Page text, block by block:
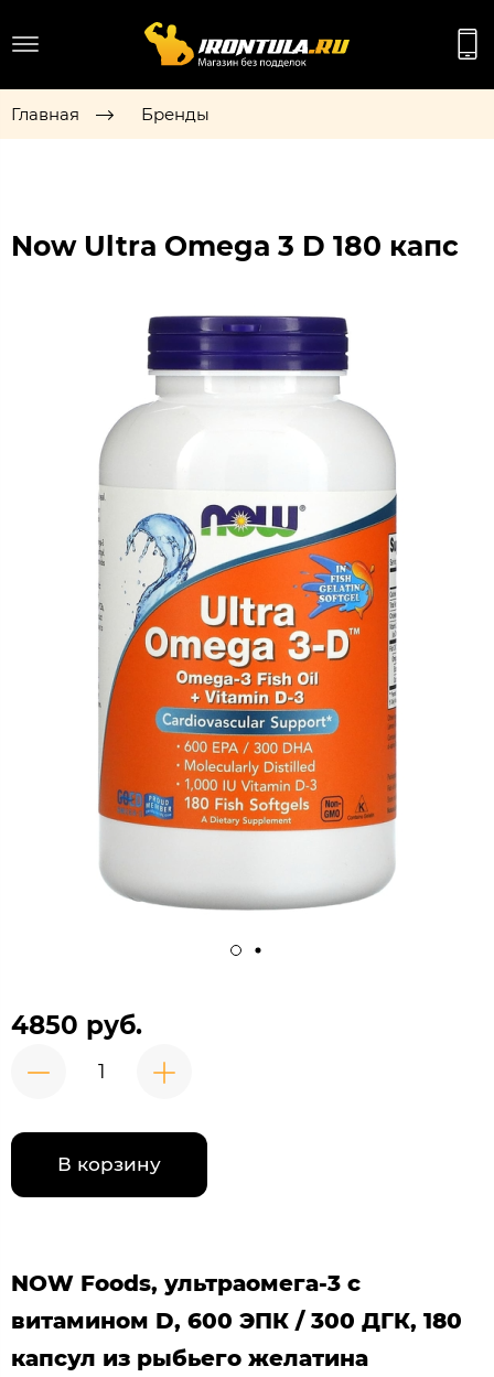
Главная Бренды
Now Ultra Omega 3 D 180 капс
4850 руб.
В корзину
NOW Foods, ультраомега-3 с
витамином D, 600 ЭПК / 300 ДГК, 180
капсул из рыбьего желатина